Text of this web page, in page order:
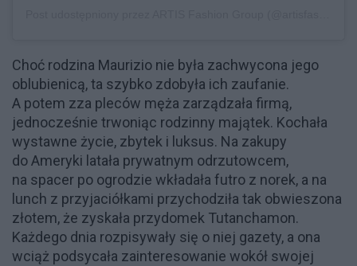
Choć rodzina Maurizio nie była zachwycona jego
oblubienicą, ta szybko zdobyła ich zaufanie.
A potem zza pleców męża zarządzała firmą,
jednocześnie trwoniąc rodzinny majątek. Kochała
wystawne życie, zbytek i luksus. Na zakupy
do Ameryki latała prywatnym odrzutowcem,
na spacer po ogrodzie wkładała futro z norek, a na
lunch z przyjaciółkami przychodziła tak obwieszona
złotem, że zyskała przydomek Tutanchamon.
Każdego dnia rozpisywały się o niej gazety, a ona
wciąż podsycała zainteresowanie wokół swojej